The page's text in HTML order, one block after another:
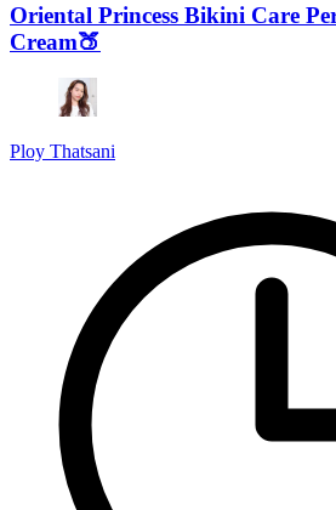
Oriental Princess Bikini Care
Cream🍑
Ploy Thatsani